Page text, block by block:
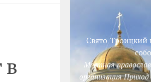
в
Свято-Троицкий
Местная
организация